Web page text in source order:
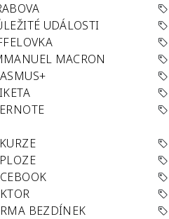
UDÁLOSTI
MACRON
BEZDÍNEK